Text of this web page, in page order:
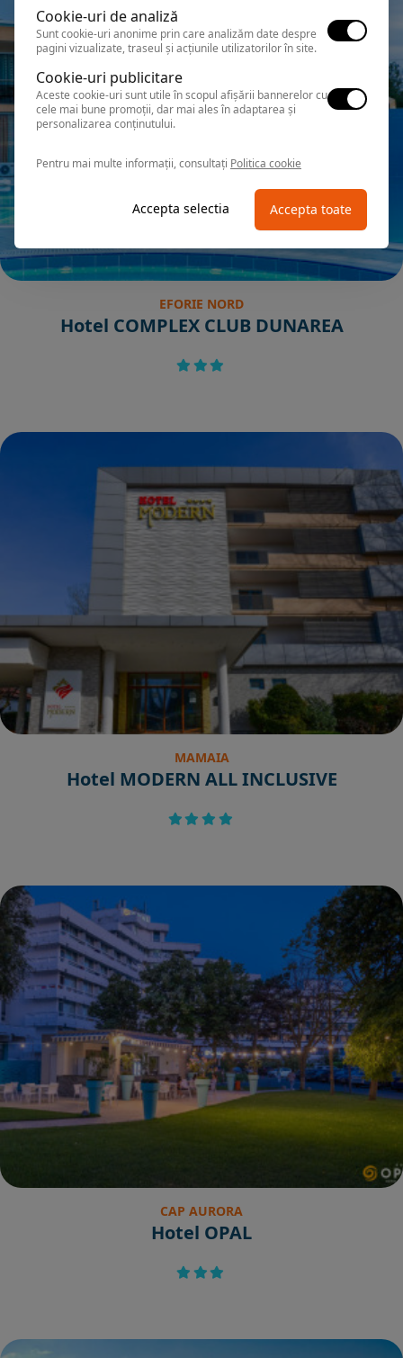
EFORIE NORD
Hotel COMPLEX CLUB DUNAREA
MAMAIA
Hotel MODERN ALL INCLUSIVE
CAP AURORA
Hotel OPAL
Cookie-uri de analiză
Sunt cookie-uri anonime prin care analizăm date despre
pagini vizualizate, traseul și acțiunile utilizatorilor în site.
Cookie-uri publicitare
Aceste cookie-uri sunt utile în scopul afișării bannerelor cu
cele mai bune promoții, dar mai ales în adaptarea și
personalizarea conținutului.
Pentru mai multe informații, consultați Politica cookie
Accepta selectia Accepta toate